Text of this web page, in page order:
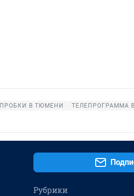
ПРОБКИ В ТЮМЕНИ ТЕЛЕПРОГРАММА
Рубрики